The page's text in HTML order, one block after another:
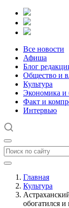
Все новости
Афиша
Блог
Общество и
Культура
Экономика и
Факт и
Интервью
Главная
Культура
обогатился